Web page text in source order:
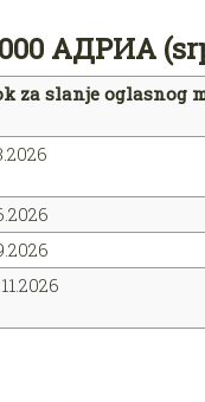
АДРИА
za slanje oglasnog